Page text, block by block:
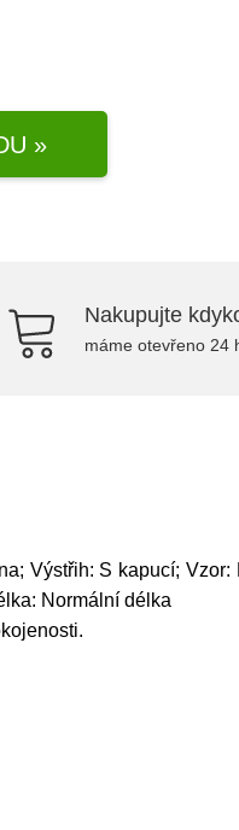
»
Nakupujte
máme otevřeno 24
Výstřih: S kapucí; Vzor:
Normální délka